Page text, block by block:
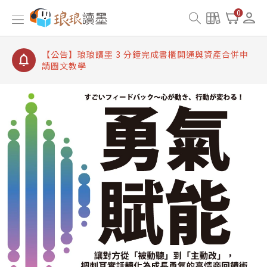
0
【公告】琅琅讀墨書櫃開通常見問題
【公告】琅琅讀墨 3 分鐘完成書櫃開通與資產合併申
【公告】琅琅書店服務升級重要說明及資產合併結果
查詢